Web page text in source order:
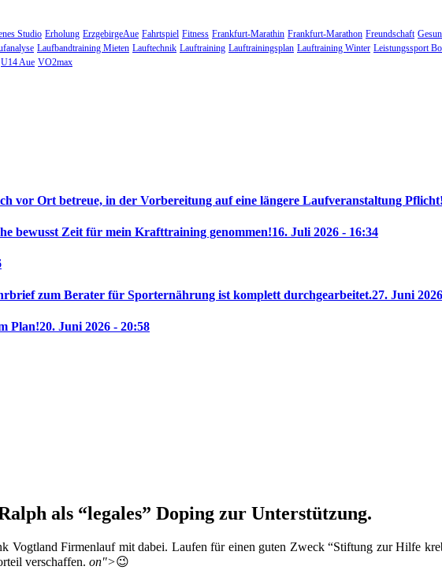
Studio Erholung ErzgebirgeAue Fahrtspiel Fitness Frankfurt-Marathin Frankfurt-Marathon Freundschaft
Laufbandtraining Mieten Lauftechnik Lauftraining Lauftrainingsplan Lauftraining Winter Leistungssport
U14 Aue VO2max
vor Ort betreue, in der Vorbereitung auf eine längere Laufveranstaltung Pflicht!
bewusst Zeit für mein Krafttraining genommen!16. Juli 2026 - 16:34
zum Berater für Sporternährung ist komplett durchgearbeitet.27. Juni
Plan!20. Juni 2026 - 20:58
als “legales” Doping zur Unterstützung.
Vogtland Firmenlauf mit dabei. Laufen für einen guten Zweck “Stiftung zur Hilfe
verschaffen. on">😉